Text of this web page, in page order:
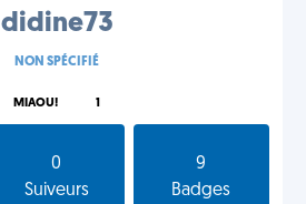
didine73
NON SPÉCIFIÉ
MIAOU! 1
0
Suiveurs
9
Badges